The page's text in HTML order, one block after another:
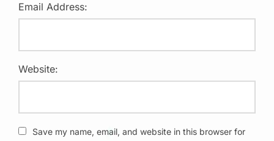
Email Address:
Website:
Save my name, email, and website in this browser for